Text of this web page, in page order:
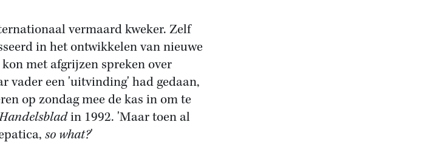
vermaard kweker. Zelf
in het ontwikkelen van nieuwe
met afgrijzen spreken over
vader een 'uitvinding' had gedaan,
op zondag mee de kas in om te
in 1992. 'Maar toen al
so what?'